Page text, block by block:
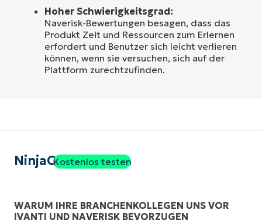
Hoher Schwierigkeitsgrad:
Naverisk-Bewertungen besagen, dass das
Produkt Zeit und Ressourcen zum Erlernen
erfordert und Benutzer sich leicht verlieren
können, wenn sie versuchen, sich auf der
Plattform zurechtzufinden.
NinjaOneKostenlos testen
WARUM IHRE BRANCHENKOLLEGEN UNS VOR
IVANTI UND NAVERISK BEVORZUGEN